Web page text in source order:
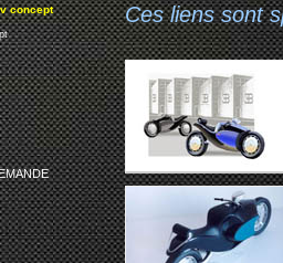
concept
Ces liens sont